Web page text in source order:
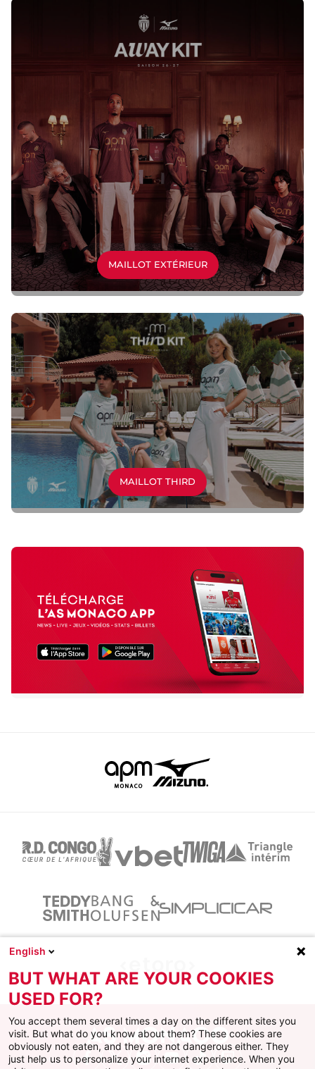
MAILLOT EXTÉRIEUR
MAILLOT THIRD
Facebook
X Instagram
YoutubeTikTokTwitch
English
BUT WHAT ARE YOUR COOKIES
USED FOR?
You accept them several times a day on the different sites you
visit. But what do you know about them? These cookies are
obviously not eaten, and they are not dangerous either. They
just help us to personalize your internet experience. When you